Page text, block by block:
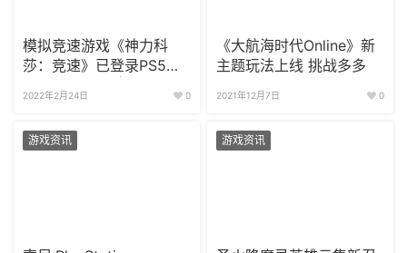
模拟竞速游戏《神力科
莎：竞速》已登录PS5及
2022年2月24日 0
《大航海时代Online》新
主题玩法上线 挑战多多
2021年12月7日 0
游戏资讯 游戏资讯